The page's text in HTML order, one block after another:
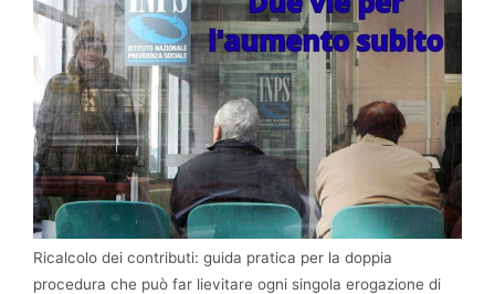
Ricalcolo dei contributi: guida pratica per la doppia
procedura che può far lievitare ogni singola erogazione di